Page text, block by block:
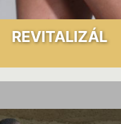
REVITALIZÁL